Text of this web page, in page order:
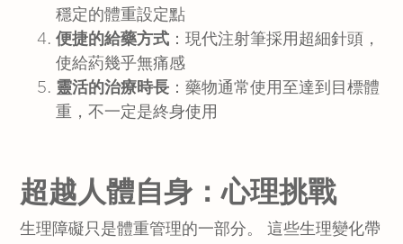
穩定的體重設定點
便捷的給藥方式 ：現代注射筆採用超細針頭，
使給葯幾乎無痛感
靈活的治療時長 ：藥物通常使用至達到目標體
重，不一定是終身使用
超越人體自身：心理挑戰
生理障礙只是體重管理的一部分。 這些生理變化帶